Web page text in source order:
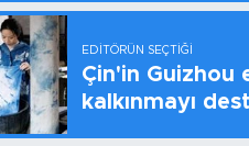
EDITÖRÜN SEÇTIĞI
Çin'in Guizhou
kalkınmayı